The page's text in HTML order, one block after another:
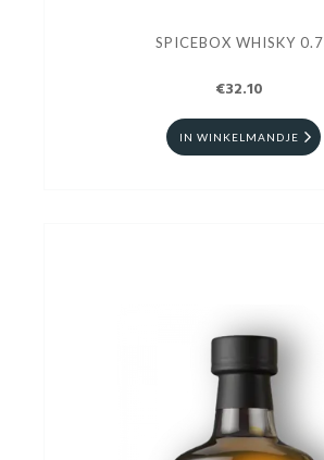
SPICEBOX WHISKY
€32.10
IN WINKELMANDJE